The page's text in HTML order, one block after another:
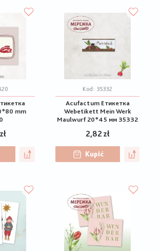
mm
Kod: 35332
Acufactum Етикетка
Webetikett Mein Werk
Maulwurf 20*45 мм 35332
2,82 zł
Kupić